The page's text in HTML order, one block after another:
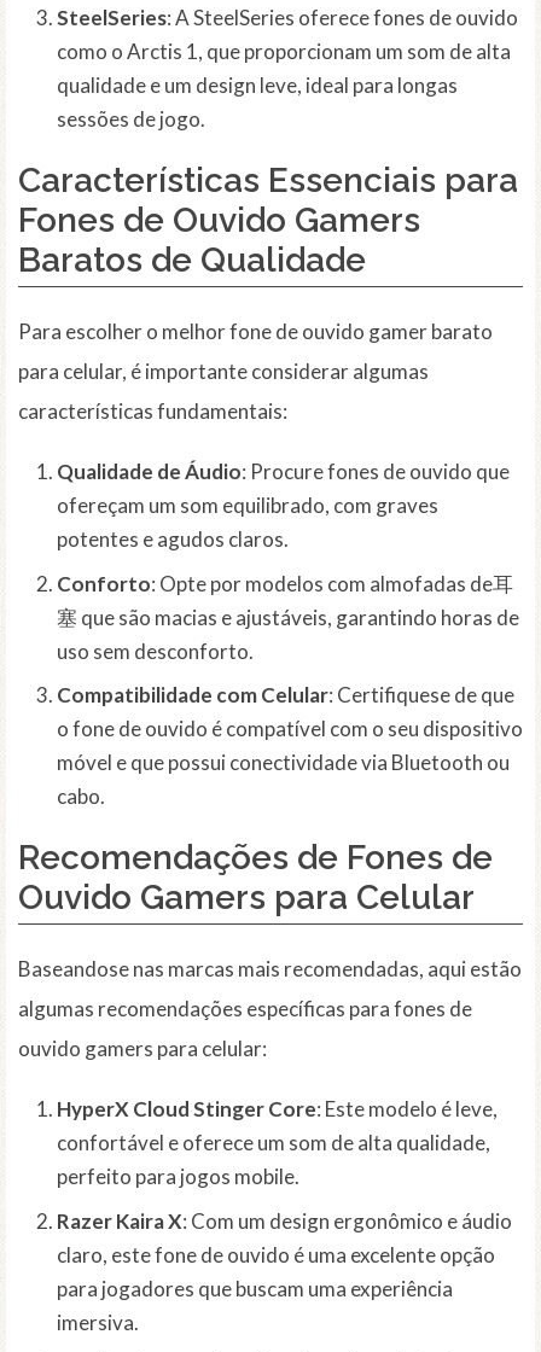
SteelSeries: A SteelSeries oferece fones de ouvido
como o Arctis 1, que proporcionam um som de alta
qualidade e um design leve, ideal para longas
sessões de jogo.
Características Essenciais para
Fones de Ouvido Gamers
Baratos de Qualidade
Para escolher o melhor fone de ouvido gamer barato
para celular, é importante considerar algumas
características fundamentais:
Qualidade de Áudio: Procure fones de ouvido que
ofereçam um som equilibrado, com graves
potentes e agudos claros.
Conforto: Opte por modelos com almofadas de耳
塞 que são macias e ajustáveis, garantindo horas de
uso sem desconforto.
Compatibilidade com Celular: Certifiquese de que
o fone de ouvido é compatível com o seu dispositivo
móvel e que possui conectividade via Bluetooth ou
cabo.
Recomendações de Fones de
Ouvido Gamers para Celular
Baseandose nas marcas mais recomendadas, aqui estão
algumas recomendações específicas para fones de
ouvido gamers para celular:
HyperX Cloud Stinger Core: Este modelo é leve,
confortável e oferece um som de alta qualidade,
perfeito para jogos mobile.
Razer Kaira X: Com um design ergonômico e áudio
claro, este fone de ouvido é uma excelente opção
para jogadores que buscam uma experiência
imersiva.